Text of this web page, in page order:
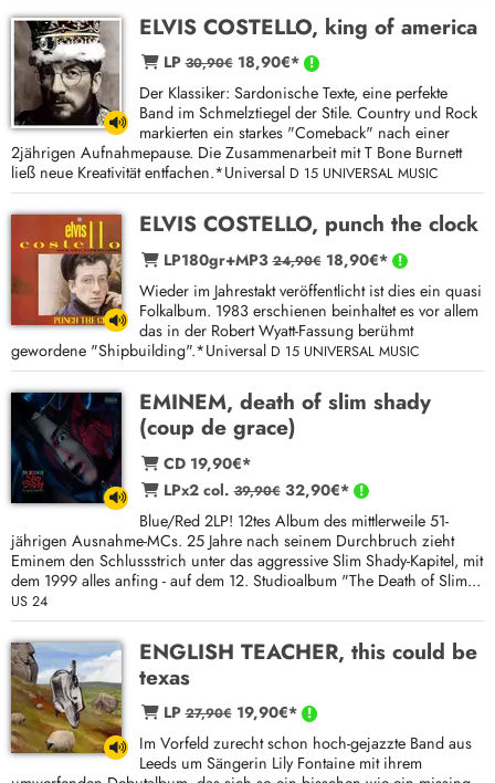
ELVIS COSTELLO, king of america
LP30,90€18,90€*
Der Klassiker: Sardonische Texte, eine perfekte
Band im Schmelztiegel der Stile. Country und Rock
markierten ein starkes "Comeback" nach einer
2jährigen Aufnahmepause. Die Zusammenarbeit mit T Bone Burnett
ließ neue Kreativität entfachen.*Universal D 15 UNIVERSAL MUSIC
ELVIS COSTELLO, punch the clock
LP180gr+MP324,90€18,90€*
Wieder im Jahrestakt veröffentlicht ist dies ein quasi
Folkalbum. 1983 erschienen beinhaltet es vor allem
das in der Robert Wyatt-Fassung berühmt
gewordene "Shipbuilding".*Universal D 15 UNIVERSAL MUSIC
EMINEM, death of slim shady
(coup de grace)
CD 19,90€*
LPx2 col.39,90€32,90€*
Blue/Red 2LP! 12tes Album des mittlerweile 51-
jährigen Ausnahme-MCs. 25 Jahre nach seinem Durchbruch zieht
Eminem den Schlussstrich unter das aggressive Slim Shady-Kapitel, mit
dem 1999 alles anfing - auf dem 12. Studioalbum "The Death of Slim...
US 24
ENGLISH TEACHER, this could be
texas
LP27,90€19,90€*
Im Vorfeld zurecht schon hoch-gejazzte Band aus
Leeds um Sängerin Lily Fontaine mit ihrem